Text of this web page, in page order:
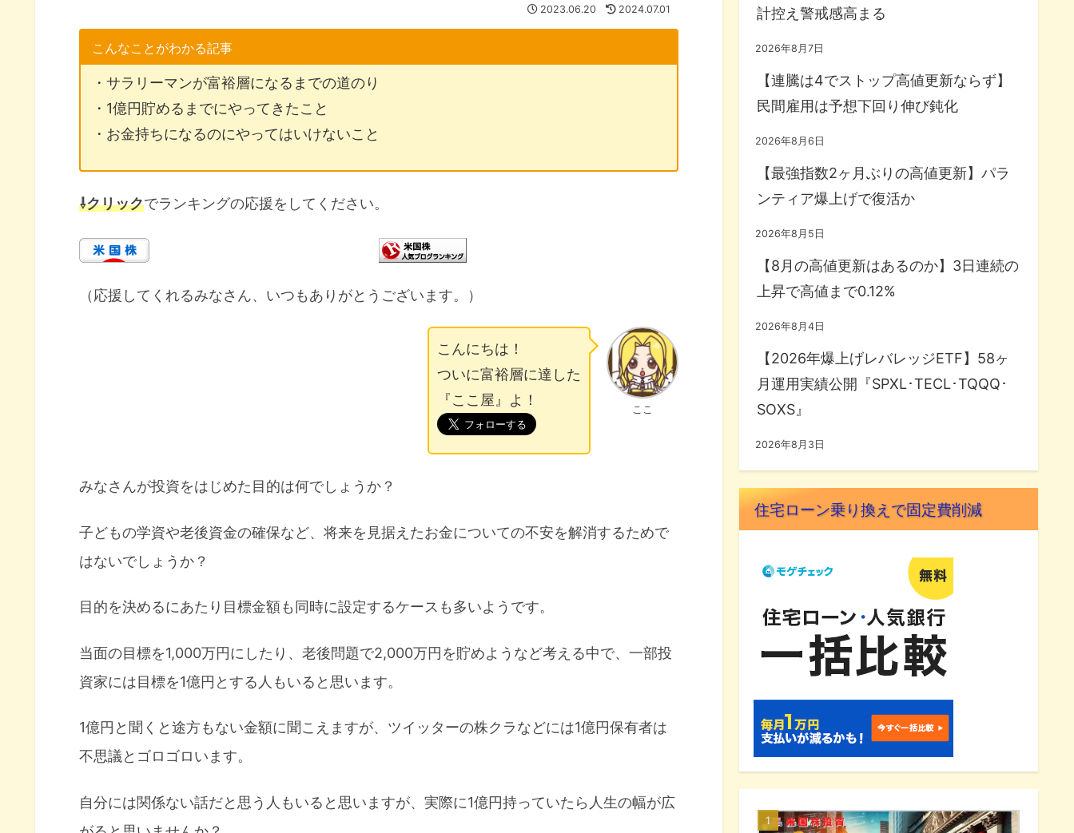
2023.06.20 2024.07.01
こんなことがわかる記事
・サラリーマンが富裕層になるまでの道のり
・1億円貯めるまでにやってきたこと
・お金持ちになるのにやってはいけないこと
⇩クリックでランキングの応援をしてください。
（応援してくれるみなさん、いつもありがとうございます。）
ここ
こんにちは！
ついに富裕層に達した
『ここ屋』よ！
みなさんが投資をはじめた目的は何でしょうか？
子どもの学資や老後資金の確保など、将来を見据えたお金についての不安を解消するためで
はないでしょうか？
目的を決めるにあたり目標金額も同時に設定するケースも多いようです。
当面の目標を1,000万円にしたり、老後問題で2,000万円を貯めようなど考える中で、一部投
資家には目標を1億円とする人もいると思います。
1億円と聞くと途方もない金額に聞こえますが、ツイッターの株クラなどには1億円保有者は
不思議とゴロゴロいます。
自分には関係ない話だと思う人もいると思いますが、実際に1億円持っていたら人生の幅が広
計控え警戒感高まる
2026年8月7日
【連騰は4でストップ高値更新ならず】
民間雇用は予想下回り伸び鈍化
2026年8月6日
【最強指数2ヶ月ぶりの高値更新】パラ
ンティア爆上げで復活か
2026年8月5日
【8月の高値更新はあるのか】3日連続の
上昇で高値まで0.12%
2026年8月4日
【2026年爆上げレバレッジETF】58ヶ
月運用実績公開『SPXL･TECL･TQQQ･
SOXS』
2026年8月3日
住宅ローン乗り換えで固定費削減